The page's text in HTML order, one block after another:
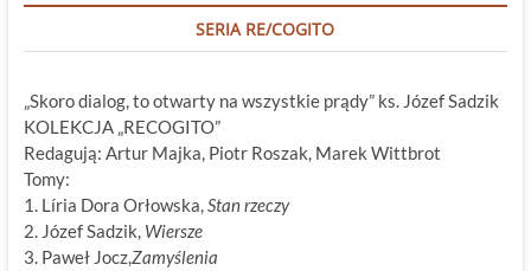
SERIA RE/COGITO
„Skoro dialog, to otwarty na wszystkie prądy” ks. Józef Sadzik
KOLEKCJA „RECOGITO”
Redagują: Artur Majka, Piotr Roszak, Marek Wittbrot
Tomy:
1. Líria Dora Orłowska,Stan rzeczy
2. Józef Sadzik, Wiersze
3. Paweł Jocz,Zamyślenia